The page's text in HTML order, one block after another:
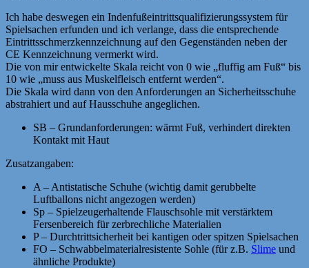
Ich habe deswegen ein Indenfußeintrittsqualifizierungssystem für
Spielsachen erfunden und ich verlange, dass die entsprechende
Eintrittsschmerzkennzeichnung auf den Gegenständen neben der
CE Kennzeichnung vermerkt wird.
Die von mir entwickelte Skala reicht von 0 wie „fluffig am Fuß“ bis
10 wie „muss aus Muskelfleisch entfernt werden“.
Die Skala wird dann von den Anforderungen an Sicherheitsschuhe
abstrahiert und auf Hausschuhe angeglichen.
SB – Grundanforderungen: wärmt Fuß, verhindert direkten
Kontakt mit Haut
Zusatzangaben:
A – Antistatische Schuhe (wichtig damit gerubbelte
Luftballons nicht angezogen werden)
Sp – Spielzeugerhaltende Flauschsohle mit verstärktem
Fersenbereich für zerbrechliche Materialien
P – Durchtrittsicherheit bei kantigen oder spitzen Spielsachen
FO – Schwabbelmaterialresistente Sohle (für z.B. Slime und
ähnliche Produkte)